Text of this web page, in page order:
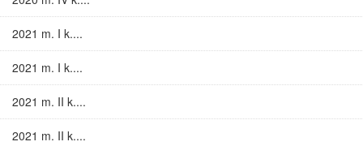
2021 m. I k....
2021 m. I k....
2021 m. II k....
2021 m. II k....